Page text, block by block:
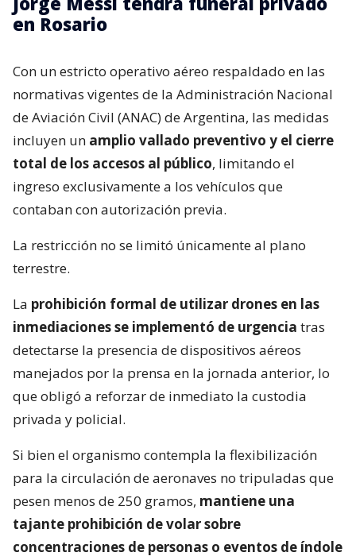
en Rosario
Con un estricto operativo aéreo respaldado en las
normativas vigentes de la Administración Nacional
de Aviación Civil (ANAC) de Argentina, las medidas
incluyen un amplio vallado preventivo y el cierre
total de los accesos al público, limitando el
ingreso exclusivamente a los vehículos que
contaban con autorización previa.
La restricción no se limitó únicamente al plano
terrestre.
La prohibición formal de utilizar drones en las
inmediaciones se implementó de urgencia tras
detectarse la presencia de dispositivos aéreos
manejados por la prensa en la jornada anterior, lo
que obligó a reforzar de inmediato la custodia
privada y policial.
Si bien el organismo contempla la flexibilización
para la circulación de aeronaves no tripuladas que
pesen menos de 250 gramos, mantiene una
tajante prohibición de volar sobre
concentraciones de personas o eventos de índole